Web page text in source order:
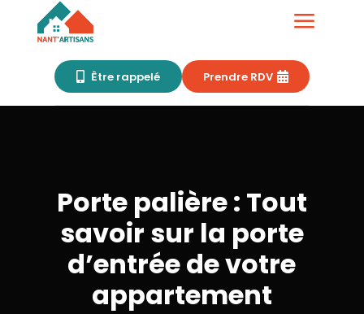
a
Être rappelé 
Prendre RDV
Porte palière : Tout
savoir sur la porte
d’entrée de votre
appartement